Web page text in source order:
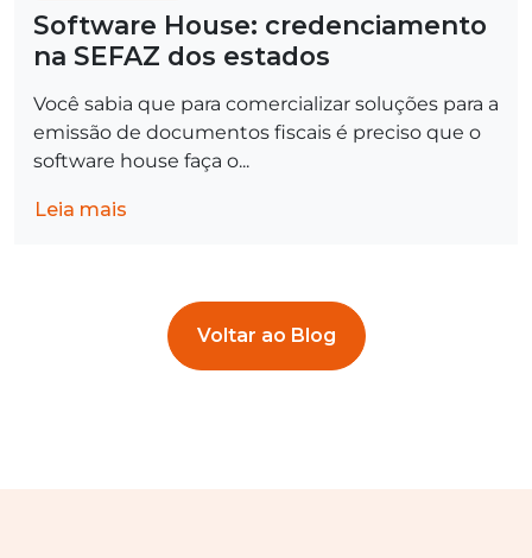
Software House: credenciamento
na SEFAZ dos estados
Você sabia que para comercializar soluções para a
emissão de documentos fiscais é preciso que o
software house faça o...
Leia mais
Voltar ao Blog